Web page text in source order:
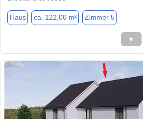
Haus ca. 122,00 m² Zimmer 5
★